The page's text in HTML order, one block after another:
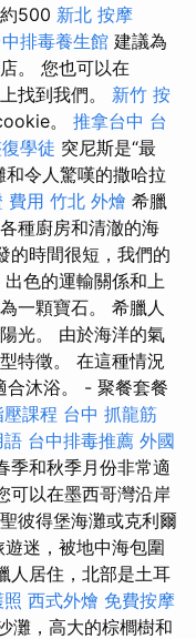
500 新北 按摩
排毒養生館 建議為
。 您也可以在
找到我們。 新竹 按
。 推拿台中 台
學徒 突尼斯是“最
令人驚嘆的撒哈拉
費用 竹北 外燴 希臘
種廚房和清澈的海
的時間很短，我們的
色的運輸關係和上
一顆寶石。 希臘人
光。 由於海洋的氣
特徵。 在這種情況
合沐浴。 - 聚餐套餐
壓課程 台中 抓龍筋
語 台中排毒推薦 外國
季和秋季月份非常適
可以在墨西哥灣沿岸
彼得堡海灘或克利爾
迷，被地中海包圍
人居住，北部是土耳
西式外燴 免費按摩
灘，高大的棕櫚樹和